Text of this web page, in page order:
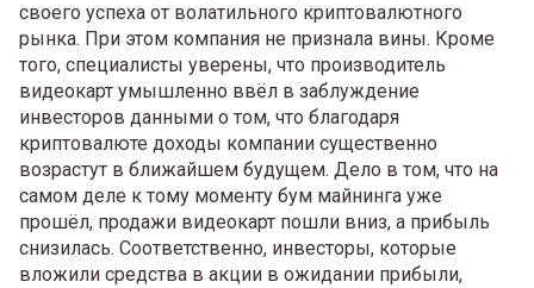
своего успеха от волатильного криптовалютного
рынка. При этом компания не признала вины. Кроме
того, специалисты уверены, что производитель
видеокарт умышленно ввёл в заблуждение
инвесторов данными о том, что благодаря
криптовалюте доходы компании существенно
возрастут в ближайшем будущем. Дело в том, что на
самом деле к тому моменту бум майнинга уже
прошёл, продажи видеокарт пошли вниз, а прибыль
снизилась. Соответственно, инвесторы, которые
вложили средства в акции в ожидании прибыли,